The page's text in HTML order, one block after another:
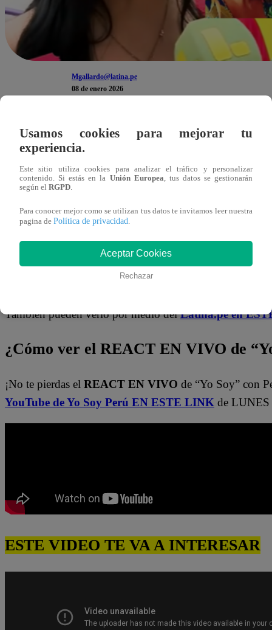
Mgallardo@latina.pe
08 de enero 2026
En la nueva temporada de “Yo Soy“, ha llegado la
televidentes.
respuesta y daclicken ella para participar.
por participar en la encuesta. ¡Tu opinión es MUY
Mira AQUÍ el nuevo episodio de “Yo
¿Dónde ver todos los capítulos de “Yo
También pueden verlo por medio delLatina.pe en
¿Cómo ver el REACT EN VIVO de
¡No te pierdas el REACT EN VIVO de “Yo Soy” con
YouTube de Yo Soy Perú EN ESTE LINK de LUNES
ESTE VIDEO TE VA A INTERESAR
Usamos cookies para mejorar tu
experiencia.
Este sitio utiliza cookies para analizar el tráfico y personalizar
contenido. Si estás en la Unión Europea , tus datos se gestionarán
según el RGPD
Para conocer mejor como se utilizan tus datos te invitamos leer nuestra
pagina de Política de privacidad
Aceptar Cookies
Rechazar